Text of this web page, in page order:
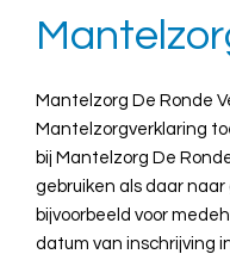
Mantelzorg De Ronde
Mantelzorgverklaring
bij Mantelzorg De
gebruiken als daar
bijvoorbeeld voor
datum van inschrijving